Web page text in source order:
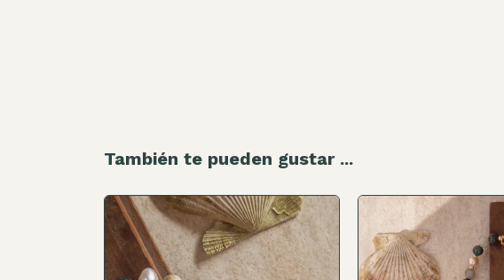
También te pueden gustar ...